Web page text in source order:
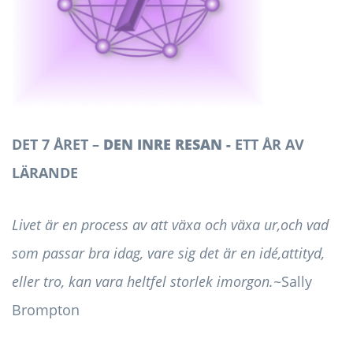
DET 7 ÅRET – DEN INRE RESAN - ETT ÅR AV
LÄRANDE
Livet är en process av att växa och växa ur,och vad
som passar bra idag, vare sig det är en idé,attityd,
eller tro, kan vara heltfel storlek imorgon.~Sally
Brompton